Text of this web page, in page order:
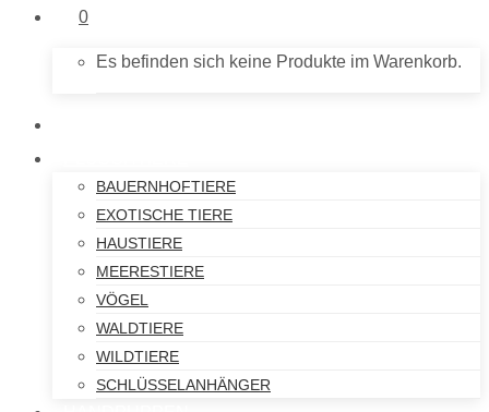
0
Es befinden sich keine Produkte im Warenkorb.
BAUERNHOFTIERE
EXOTISCHE TIERE
HAUSTIERE
MEERESTIERE
VÖGEL
WALDTIERE
WILDTIERE
SCHLÜSSELANHÄNGER